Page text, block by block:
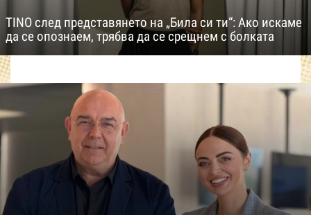
TINO след представянето на „Била си ти“: Ако искаме
да се опознаем, трябва да се срещнем с болката